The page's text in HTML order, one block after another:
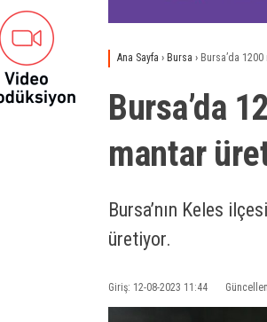
Ana Sayfa › Bursa › Bursa’da
Bursa’da
mantar
Bursa’nın Keles
üretiyor.
Giriş: 12-08-2023 11:44